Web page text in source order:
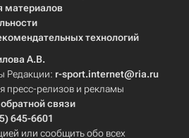
материалов
технологий
А.В.
Редакции: r-sport.internet@ria.ru
пресс-релизов и рекламы
связи
645-6601
или сообщить обо всех